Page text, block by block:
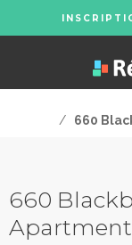
/
660
660
Apartment